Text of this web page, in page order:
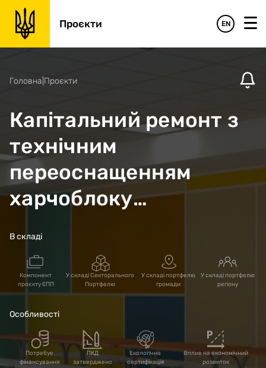
Проєкти EN
Головна Проєкти
Капітальний ремонт з
технічним
переоснащенням
харчоблоку
Слобожанської
селищної ради за
адресою:
Дніпропетровська
область, Дніпровський
В складі
Компонент
проєкту ЄПП
У складі Секторального
Портфелю
У складі портфелю
громади
У складі портфелю
регіону
Особливості
Потребує
фінансування
ПКД
затверджено
Екологічна
сертифікація
Вплив на економічний
розвиток